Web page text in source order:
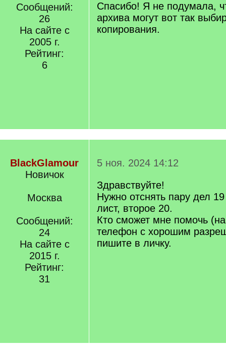
Сообщений:
26
На сайте с
2005 г.
Рейтинг:
6
Спасибо! Я не подумала,
архива могут вот так
копирования.
BlackGlamour
Новичок
Москва
Сообщений:
24
На сайте с
2015 г.
Рейтинг:
31
5 ноя. 2024 14:12
Здравствуйте!
Нужно отснять пару дел
лист, второе 20.
Кто сможет мне помочь
телефон с хорошим
пишите в личку.